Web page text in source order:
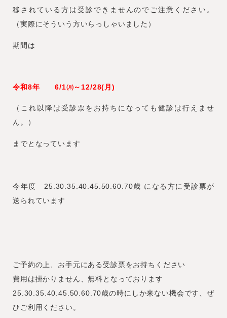
移されている方は受診できませんのでご注意ください。
（実際にそういう方いらっしゃいました）
期間は
令和8年 6/1㈪～12/28(月)
（これ以降は受診票をお持ちになっても健診は行えませ
ん。）
までとなっています
今年度 25.30.35.40.45.50.60.70歳 になる方に受診票が
送られています
ご予約の上、お手元にある受診票をお持ちください
費用は掛かりません、無料となっております
25.30.35.40.45.50.60.70歳の時にしか来ない機会です、ぜ
ひご利用ください。